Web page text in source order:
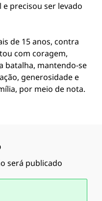
precisou ser levado
de 15 anos, contra
com coragem,
batalha, mantendo-se
generosidade e
por meio de nota.
será publicado